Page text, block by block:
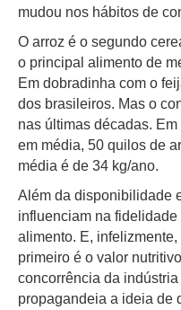
mudou nos hábitos de
O arroz é o segundo
o principal alimento de
Em dobradinha com o
dos brasileiros. Mas o
nas últimas décadas.
em média, 50 quilos de
média é de 34 kg/ano.
Além da disponibilidade
influenciam na
alimento. E,
primeiro é o valor
concorrência da
propagandeia a ideia de